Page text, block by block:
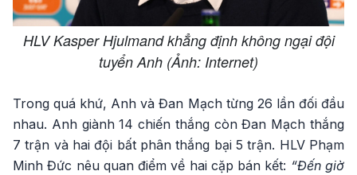
HLV Kasper Hjulmand khẳng định không ngại đội
tuyển Anh (Ảnh: Internet)
Trong quá khứ, Anh và Đan Mạch từng 26 lần đối đầu
nhau. Anh giành 14 chiến thắng còn Đan Mạch thắng
7 trận và hai đội bất phân thắng bại 5 trận. HLV Phạm
Minh Đức nêu quan điểm về hai cặp bán kết: “Đến giờ